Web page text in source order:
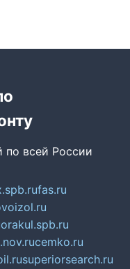
по всей России
fas.ru
orakul.spb.ru
cemko.ru
superiorsearch.ru